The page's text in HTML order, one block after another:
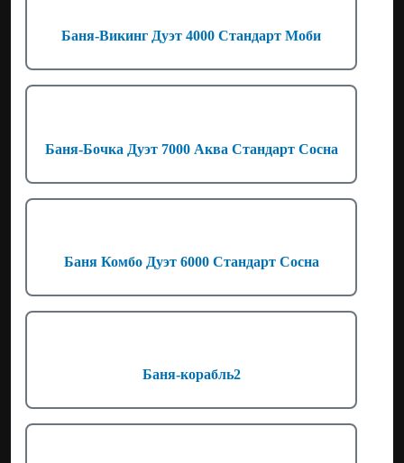
Баня-Викинг Дуэт 4000 Стандарт Моби
Баня-Бочка Дуэт 7000 Аква Стандарт Сосна
Баня Комбо Дуэт 6000 Стандарт Сосна
Баня-корабль2